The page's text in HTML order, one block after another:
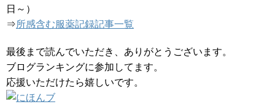
日～）
⇒所感含む服薬記録記事一覧
最後まで読んでいただき、ありがとうございます。
ブログランキングに参加してます。
応援いただけたら嬉しいです。